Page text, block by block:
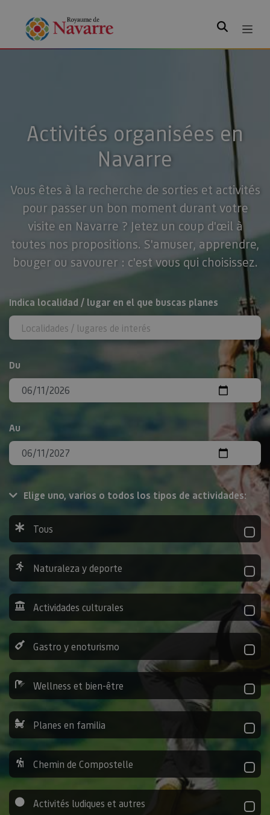
Rechercher
Activités organisées en
Navarre
Vous êtes à la recherche de sorties et activités
pour passer un bon moment durant votre
visite en Navarre ? Jetez un coup d'œil à
toutes nos propositions. S'amuser, apprendre,
bouger ou savourer : c'est vous qui choisissez.
Rechercher
Indica localidad / lugar en el que buscas planes
Du
Au
Elige uno, varios o todos los tipos de actividades:
Tous
Naturaleza y deporte
Actividades culturales
Gastro y enoturismo
Wellness et bien-être
Planes en familia
Chemin de Compostelle
Activités ludiques et autres